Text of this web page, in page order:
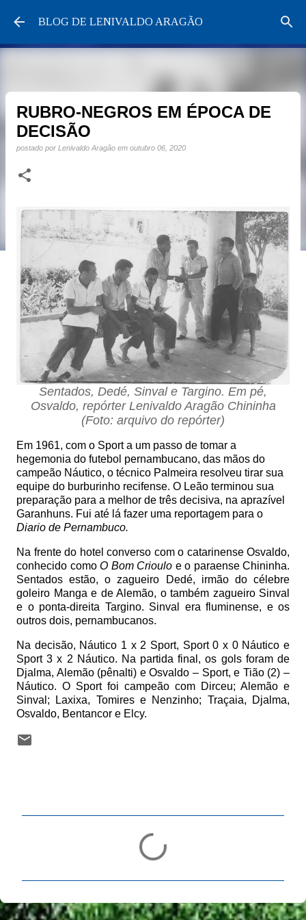
Pular para o conteúdo principal
BLOG DE LENIVALDO ARAGÃO
RUBRO-NEGROS EM ÉPOCA DE
DECISÃO
postado por Lenivaldo Aragão em outubro 06, 2020
Sentados, Dedé, Sinval e Targino. Em pé,
Osvaldo, repórter Lenivaldo Aragão Chininha
(Foto: arquivo do repórter)
Em 1961, com o Sport a um passo de tomar a
hegemonia do futebol pernambucano, das mãos do
campeão Náutico, o técnico Palmeira resolveu tirar sua
equipe do burburinho recifense. O Leão terminou sua
preparação para a melhor de três decisiva, na aprazível
Garanhuns. Fui até lá fazer uma reportagem para o
Diario de Pernambuco.
Na frente do hotel converso com o catarinense Osvaldo,
conhecido como O Bom Crioulo e o paraense Chininha.
Sentados estão, o zagueiro Dedé, irmão do célebre
goleiro Manga e de Alemão, o também zagueiro Sinval
e o ponta-direita Targino. Sinval era fluminense, e os
outros dois, pernambucanos.
Na decisão, Náutico 1 x 2 Sport, Sport 0 x 0 Náutico e
Sport 3 x 2 Náutico. Na partida final, os gols foram de
Djalma, Alemão (pênalti) e Osvaldo – Sport, e Tião (2) –
Náutico. O Sport foi campeão com Dirceu; Alemão e
Sinval; Laxixa, Tomires e Nenzinho; Traçaia, Djalma,
Osvaldo, Bentancor e Elcy.
n